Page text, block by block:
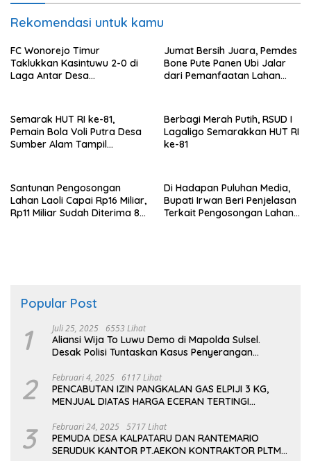
Rekomendasi untuk kamu
FC Wonorejo Timur
Taklukkan Kasintuwu 2-0 di
Laga Antar Desa
Jumat Bersih Juara, Pemdes
Bone Pute Panen Ubi Jalar
dari Pemanfaatan Lahan
Semarak HUT RI ke-81,
Pemain Bola Voli Putra Desa
Sumber Alam Tampil
Berbagi Merah Putih, RSUD I
Lagaligo Semarakkan HUT RI
ke-81
Santunan Pengosongan
Lahan Laoli Capai Rp16 Miliar,
Rp11 Miliar Sudah Diterima 83
Di Hadapan Puluhan Media,
Bupati Irwan Beri Penjelasan
Terkait Pengosongan Lahan
Popular Post
1 Juli 25, 2025 6553 Lihat
Aliansi Wija To Luwu Demo di Mapolda Sulsel.
Desak Polisi Tuntaskan Kasus Penyerangan
2 Februari 4, 2025 6117 Lihat
PENCABUTAN IZIN PANGKALAN GAS ELPIJI 3 KG,
MENJUAL DIATAS HARGA ECERAN TERTINGI
3 Februari 24, 2025 5717 Lihat
PEMUDA DESA KALPATARU DAN RANTEMARIO
SERUDUK KANTOR PT.AEKON KONTRAKTOR PLTMH